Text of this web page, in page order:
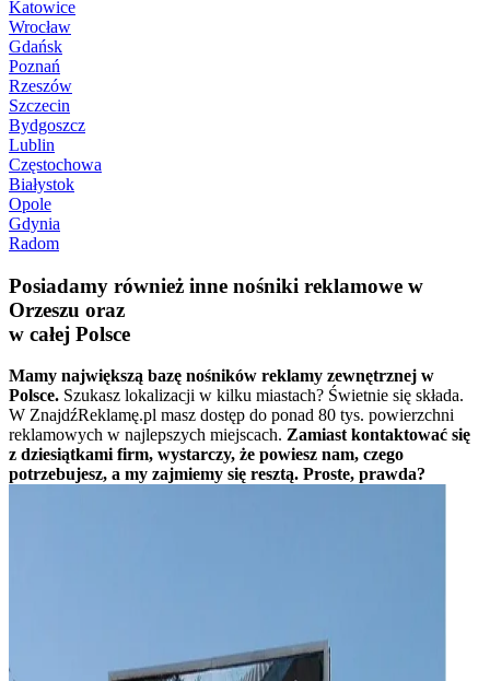
Katowice
Wrocław
Gdańsk
Poznań
Rzeszów
Szczecin
Bydgoszcz
Lublin
Częstochowa
Białystok
Opole
Gdynia
Radom
Posiadamy również inne nośniki reklamowe w
Orzeszu oraz
w całej Polsce
Mamy największą bazę nośników reklamy zewnętrznej w
Polsce. Szukasz lokalizacji w kilku miastach? Świetnie się składa.
W ZnajdźReklamę.pl masz dostęp do ponad 80 tys. powierzchni
reklamowych w najlepszych miejscach. Zamiast kontaktować się
z dziesiątkami firm, wystarczy, że powiesz nam, czego
potrzebujesz, a my zajmiemy się resztą. Proste, prawda?